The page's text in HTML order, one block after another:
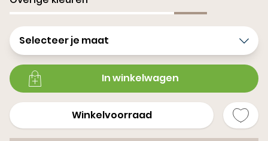
Selecteer je maat
In winkelwagen
Winkelvoorraad